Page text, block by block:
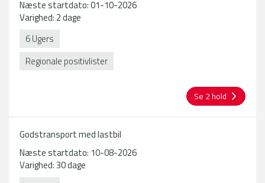
6 Ugers
Regionale positivlister
Se 2 hold
Næste startdato: 01-10-2026
Varighed: 2 dage
Godstransport med lastbil
Næste startdato: 10-08-2026
Varighed: 30 dage